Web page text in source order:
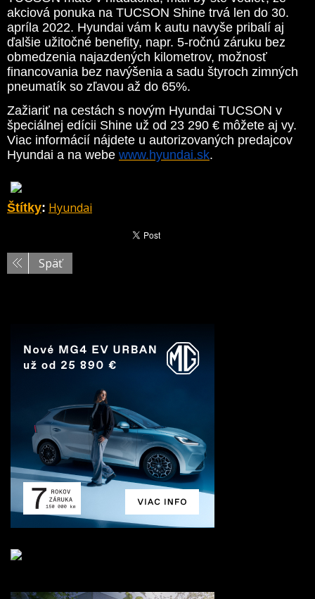
akciová ponuka na TUCSON Shine trvá len do 30.
apríla 2022. Hyundai vám k autu navyše pribalí aj
ďalšie užitočné benefity, napr. 5-ročnú záruku bez
obmedzenia najazdených kilometrov, možnosť
financovania bez navýšenia a sadu štyroch zimných
pneumatík so zľavou až do 65%.
Zažiariť na cestách s novým Hyundai TUCSON v
špeciálnej edícii Shine už od 23 290 € môžete aj vy.
Viac informácií nájdete u autorizovaných predajcov
Hyundai a na webe www.hyundai.sk.
Štítky: Hyundai
Späť